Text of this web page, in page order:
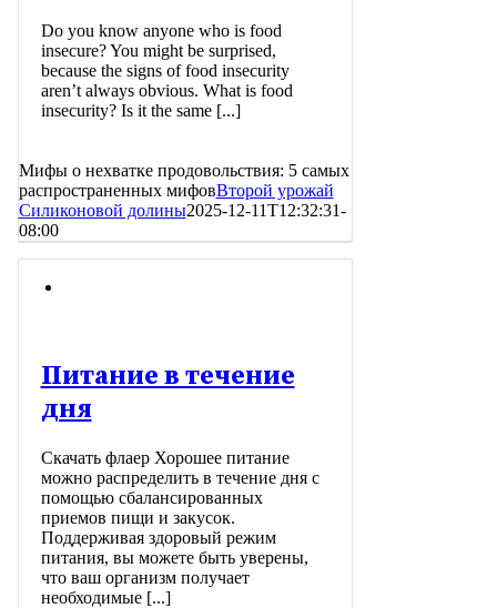
Do you know anyone who is food
insecure? You might be surprised,
because the signs of food insecurity
aren’t always obvious. What is food
insecurity? Is it the same [...]
Мифы о нехватке продовольствия: 5 самых
распространенных мифовВторой урожай
Силиконовой долины2025-12-11T12:32:31-
08:00
Питание в течение
дня
Скачать флаер Хорошее питание
можно распределить в течение дня с
помощью сбалансированных
приемов пищи и закусок.
Поддерживая здоровый режим
питания, вы можете быть уверены,
что ваш организм получает
необходимые [...]